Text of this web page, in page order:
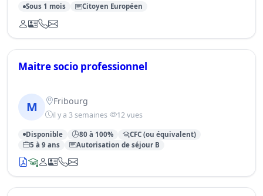
Sous 1 mois Citoyen Européen
Maitre socio professionnel
M Fribourg
il y a 3 semaines 12 vues
Disponible 80 à 100%
CFC (ou équivalent)
5 à 9 ans
Autorisation de séjour B